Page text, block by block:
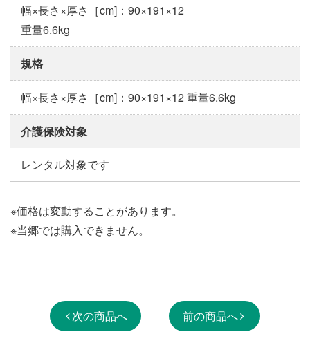
幅×長さ×厚さ［cm]：90×191×12
重量6.6kg
規格
幅×長さ×厚さ［cm]：90×191×12 重量6.6kg
介護保険対象
レンタル対象です
※価格は変動することがあります。
※当郷では購入できません。
次の商品へ 前の商品へ